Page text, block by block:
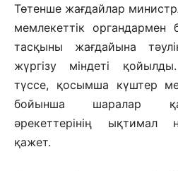
Төтенше жағдайлар
мемлекеттік органдармен
тасқыны жағдайына
жүргізу міндеті
түссе, қосымша күштер
бойынша шаралар
әрекеттерінің ықтимал
қажет.